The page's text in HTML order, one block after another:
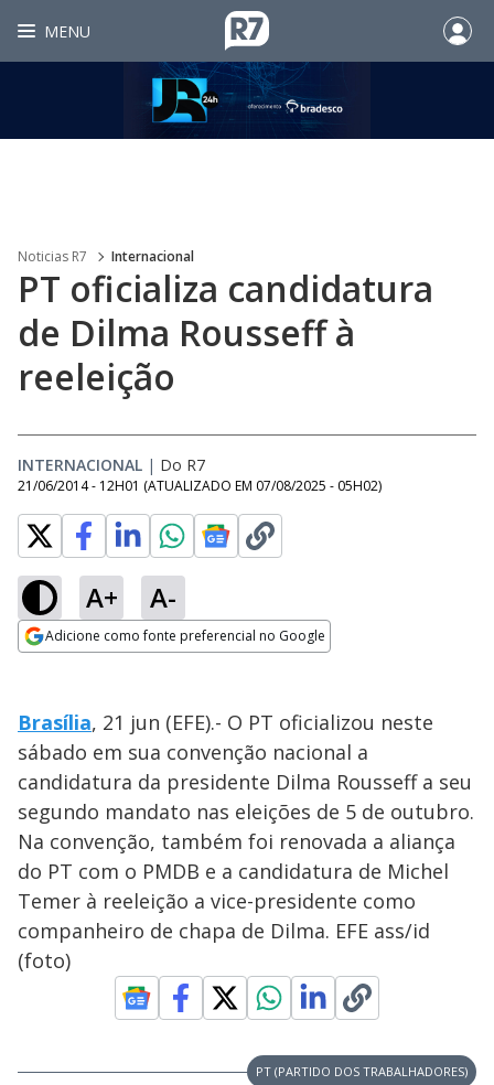
MENU
Noticias R7 Internacional
PT oficializa candidatura
de Dilma Rousseff à
reeleição
INTERNACIONAL | Do R7
21/06/2014 - 12H01 (ATUALIZADO EM 07/08/2025 - 05H02)
A+ A-
Adicione como fonte preferencial no Google
Brasília, 21 jun (EFE).- O PT oficializou neste
sábado em sua convenção nacional a
candidatura da presidente Dilma Rousseff a seu
segundo mandato nas eleições de 5 de outubro.
Na convenção, também foi renovada a aliança
do PT com o PMDB e a candidatura de Michel
Temer à reeleição a vice-presidente como
companheiro de chapa de Dilma. EFE ass/id
(foto)
PT (PARTIDO DOS TRABALHADORES)